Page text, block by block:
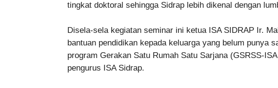
tingkat doktoral sehingga Sidrap lebih dikenal dengan
Disela-sela kegiatan seminar ini ketua ISA SIDRAP Ir.
bantuan pendidikan kepada keluarga yang belum punya
program Gerakan Satu Rumah Satu Sarjana (GSRSS-
pengurus ISA Sidrap.